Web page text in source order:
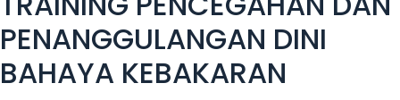
PENANGGULANGAN DINI
BAHAYA KEBAKARAN